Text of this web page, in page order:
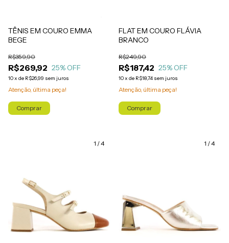
TÊNIS EM COURO EMMA
BEGE
R$269,92
R$359,90
25% OFF
10x de R$26,99 sem juros
Atenção, última peça!
Comprar
FLAT EM COURO FLÁVIA
BRANCO
R$187,42
R$249,90
25% OFF
10x de R$18,74 sem juros
Atenção, última peça!
Comprar
1 /4 1 /4